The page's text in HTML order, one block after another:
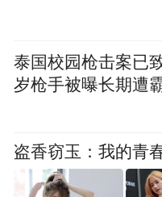
泰国校园枪击案已
岁枪手被曝长期遭
盗香窃玉：我的青